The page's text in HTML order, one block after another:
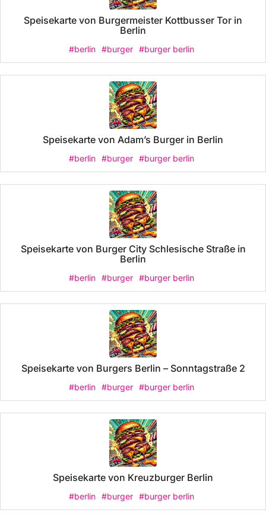
Speisekarte von Burgermeister Kottbusser Tor in
Berlin
#berlin #burger #burger berlin
Speisekarte von Adam’s Burger in Berlin
#berlin #burger #burger berlin
Speisekarte von Burger City Schlesische Straße in
Berlin
#berlin #burger #burger berlin
Speisekarte von Burgers Berlin – Sonntagstraße 2
#berlin #burger #burger berlin
Speisekarte von Kreuzburger Berlin
#berlin #burger #burger berlin